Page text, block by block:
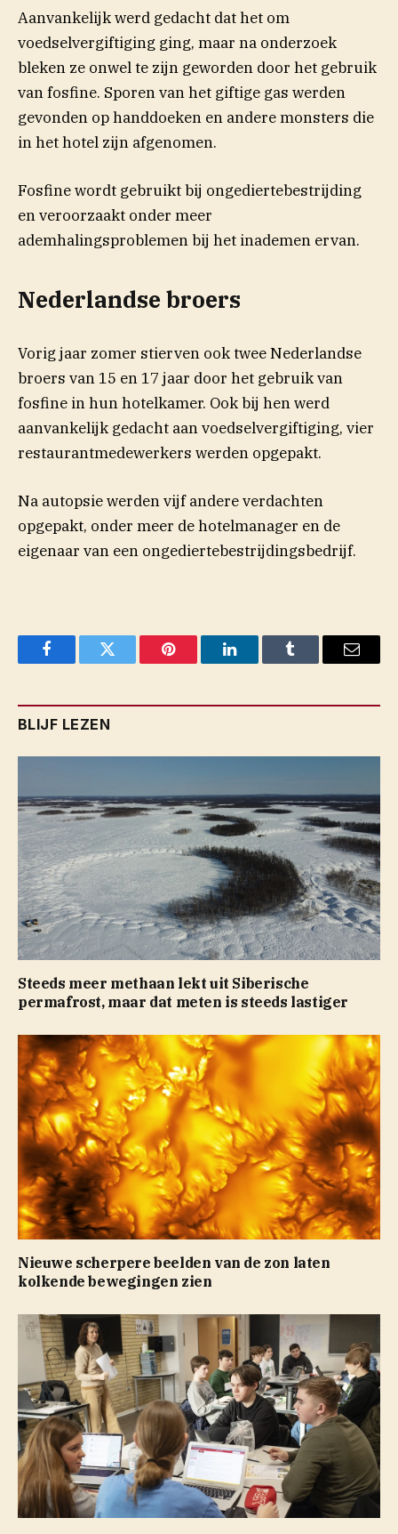
Aanvankelijk werd gedacht dat het om
voedselvergiftiging ging, maar na onderzoek
bleken ze onwel te zijn geworden door het gebruik
van fosfine. Sporen van het giftige gas werden
gevonden op handdoeken en andere monsters die
in het hotel zijn afgenomen.
Fosfine wordt gebruikt bij ongediertebestrijding
en veroorzaakt onder meer
ademhalingsproblemen bij het inademen ervan.
Nederlandse broers
Vorig jaar zomer stierven ook twee Nederlandse
broers van 15 en 17 jaar door het gebruik van
fosfine in hun hotelkamer. Ook bij hen werd
aanvankelijk gedacht aan voedselvergiftiging, vier
restaurantmedewerkers werden opgepakt.
Na autopsie werden vijf andere verdachten
opgepakt, onder meer de hotelmanager en de
eigenaar van een ongediertebestrijdingsbedrijf.
FacebookTwitter Pinterest LinkedInTumblr Email
BLIJF LEZEN
Steeds meer methaan lekt uit Siberische
permafrost, maar dat meten is steeds lastiger
Nieuwe scherpere beelden van de zon laten
kolkende bewegingen zien